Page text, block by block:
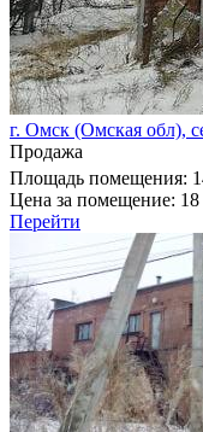
г. Омск (Омская обл),
Продажа
Площадь помещения:
Цена за помещение:
Перейти